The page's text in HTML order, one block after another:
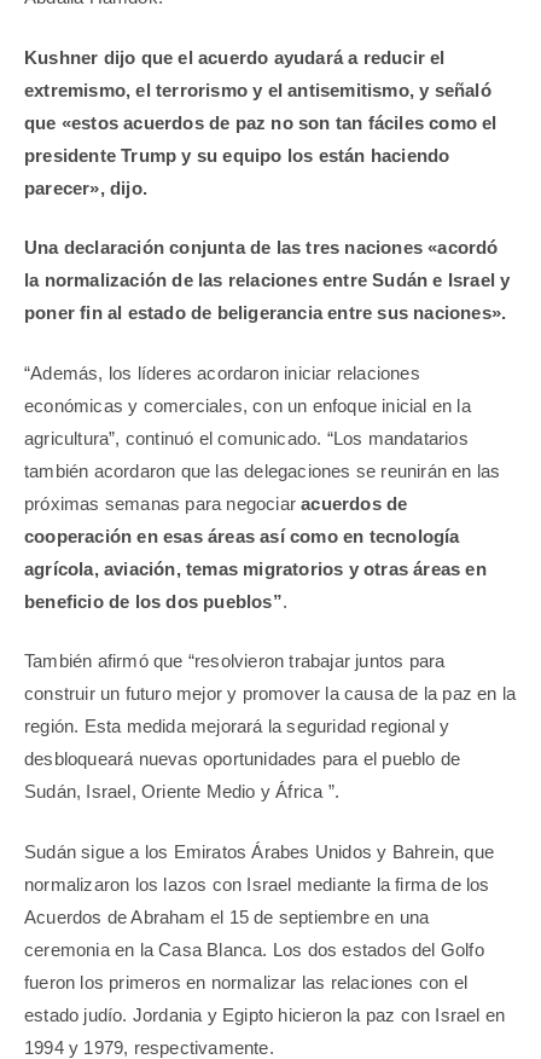
Kushner dijo que el acuerdo ayudará a reducir el
extremismo, el terrorismo y el antisemitismo, y señaló
que «estos acuerdos de paz no son tan fáciles como el
presidente Trump y su equipo los están haciendo
parecer», dijo.
Una declaración conjunta de las tres naciones «acordó
la normalización de las relaciones entre Sudán e Israel y
poner fin al estado de beligerancia entre sus naciones».
“Además, los líderes acordaron iniciar relaciones
económicas y comerciales, con un enfoque inicial en la
agricultura”, continuó el comunicado. “Los mandatarios
también acordaron que las delegaciones se reunirán en las
próximas semanas para negociaracuerdos de
cooperación en esas áreas así como en tecnología
agrícola, aviación, temas migratorios y otras áreas en
beneficio de los dos pueblos”.
También afirmó que “resolvieron trabajar juntos para
construir un futuro mejor y promover la causa de la paz en la
región. Esta medida mejorará la seguridad regional y
desbloqueará nuevas oportunidades para el pueblo de
Sudán, Israel, Oriente Medio y África ”.
Sudán sigue a los Emiratos Árabes Unidos y Bahrein, que
normalizaron los lazos con Israel mediante la firma de los
Acuerdos de Abraham el 15 de septiembre en una
ceremonia en la Casa Blanca. Los dos estados del Golfo
fueron los primeros en normalizar las relaciones con el
estado judío. Jordania y Egipto hicieron la paz con Israel en
1994 y 1979, respectivamente.